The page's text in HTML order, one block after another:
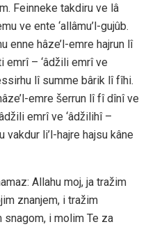
Feinneke takdiru ve lâ
ve ente ‘allâmu’l-gujûb.
enne hâze’l-emre hajrun lî
emrî – ‘âdžili emrî ve
lî summe bârik lî fîhi.
emre šerrun lî fî dînî ve
emrî ve ‘âdžilihî –
vakdur li’l-hajre hajsu kâne
Allahu moj, ja tražim
znanjem, i tražim
i molim Te za